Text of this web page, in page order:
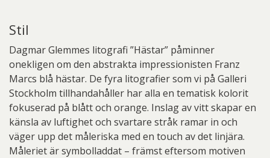
Stil
Dagmar Glemmes litografi ”Hästar” påminner
onekligen om den abstrakta impressionisten Franz
Marcs blå hästar. De fyra litografier som vi på Galleri
Stockholm tillhandahåller har alla en tematisk kolorit
fokuserad på blått och orange. Inslag av vitt skapar en
känsla av luftighet och svartare stråk ramar in och
väger upp det måleriska med en touch av det linjära.
Måleriet är symbolladdat – främst eftersom motiven